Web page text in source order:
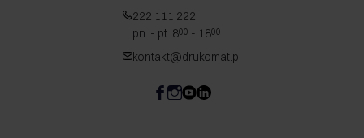
222 111 222
pn. - pt. 800 - 1800
kontakt@drukomat.pl